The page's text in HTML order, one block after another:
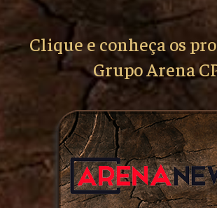
Clique e conheça os
Grupo Arena